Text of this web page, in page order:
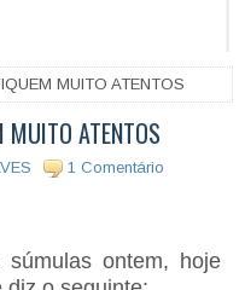
MUITO ATENTOS
MUITO ATENTOS
1 Comentário
ontem, hoje